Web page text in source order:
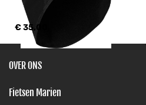
€ 35,00
OVER ONS
Fietsen Marien